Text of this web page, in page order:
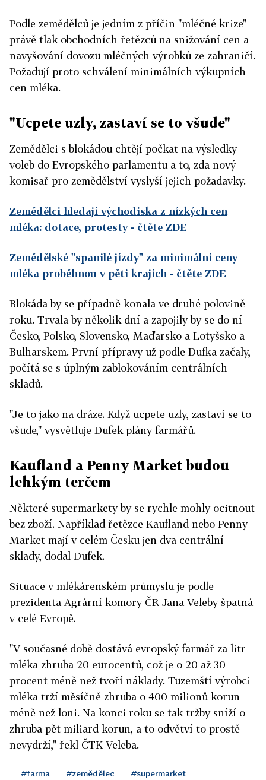
Podle zemědělců je jedním z příčin "mléčné krize"
právě tlak obchodních řetězců na snižování cen a
navyšování dovozu mléčných výrobků ze zahraničí.
Požadují proto schválení minimálních výkupních
cen mléka.
"Ucpete uzly, zastaví se to všude"
Zemědělci s blokádou chtějí počkat na výsledky
voleb do Evropského parlamentu a to, zda nový
komisař pro zemědělství vyslyší jejich požadavky.
Zemědělci hledají východiska z nízkých cen
mléka: dotace, protesty- čtěte ZDE
Zemědělské "spanilé jízdy" za minimální ceny
mléka proběhnou v pěti krajích - čtěte ZDE
Blokáda by se případně konala ve druhé polovině
roku. Trvala by několik dní a zapojily by se do ní
Česko, Polsko, Slovensko, Maďarsko a Lotyšsko a
Bulharskem. První přípravy už podle Dufka začaly,
počítá se s úplným zablokováním centrálních
skladů.
"Je to jako na dráze. Když ucpete uzly, zastaví se to
všude," vysvětluje Dufek plány farmářů.
Kaufland a Penny Market budou
lehkým terčem
Některé supermarkety by se rychle mohly ocitnout
bez zboží. Například řetězce Kaufland nebo Penny
Market mají v celém Česku jen dva centrální
sklady, dodal Dufek.
Situace v mlékárenském průmyslu je podle
prezidenta Agrární komory ČR Jana Veleby špatná
v celé Evropě.
"V současné době dostává evropský farmář za litr
mléka zhruba 20 eurocentů, což je o 20 až 30
procent méně než tvoří náklady. Tuzemští výrobci
mléka trží měsíčně zhruba o 400 milionů korun
méně než loni. Na konci roku se tak tržby sníží o
zhruba pět miliard korun, a to odvětví to prostě
nevydrží," řekl ČTK Veleba.
#farma #zemědělec #supermarket